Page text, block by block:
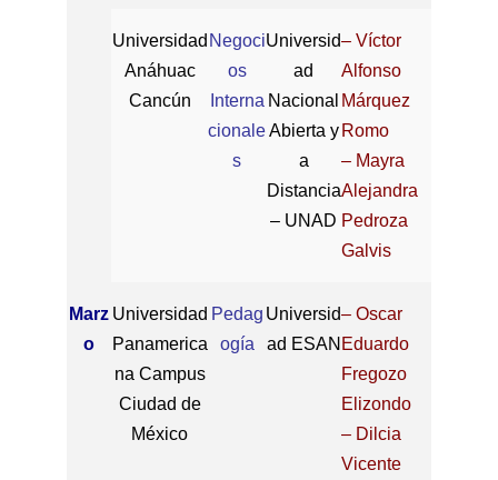
Universidad
Anáhuac
Cancún
Negoci
os
Interna
cionale
s
Universid
ad
Nacional
Abierta y
a
Distancia
– UNAD
– Víctor
Alfonso
Márquez
Romo
– Mayra
Alejandra
Pedroza
Galvis
Marz
o
Universidad
Panamerica
na Campus
Ciudad de
México
Pedag
ogía
Universid
ad ESAN
– Oscar
Eduardo
Fregozo
Elizondo
– Dilcia
Vicente